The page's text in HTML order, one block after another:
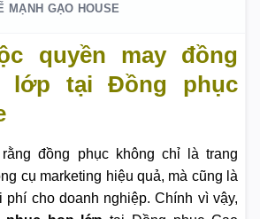
MẠNH GẠO HOUSE
quyền may đồng
lớp tại Đồng phục
đồng phục không chỉ là trang
cụ marketing hiệu quả, mà cũng là
phí cho doanh nghiệp. Chính vì vậy,